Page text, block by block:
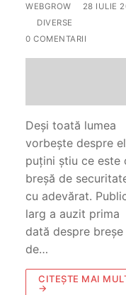
WEBGROW
28 IULIE
DIVERSE
0 COMENTARII
Deși toată lumea
vorbește despre
puțini știu ce este
breșă de
cu adevărat.
larg a auzit prima
dată despre breșe
de…
CITEȘTE MAI
→